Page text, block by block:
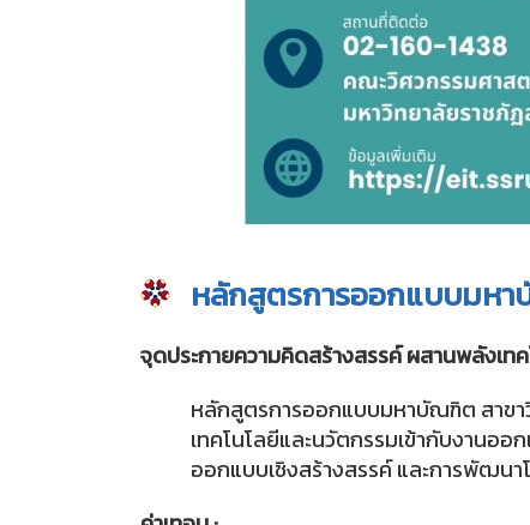
หลักสูตรการออกแบบมหา
จุดประกายความคิดสร้างสรรค์ ผสานพลังเท
หลักสูตรการออกแบบมหาบัณฑิต สาข
เทคโนโลยีและนวัตกรรมเข้ากับงานอ
ออกแบบเชิงสร้างสรรค์ และการพัฒนา